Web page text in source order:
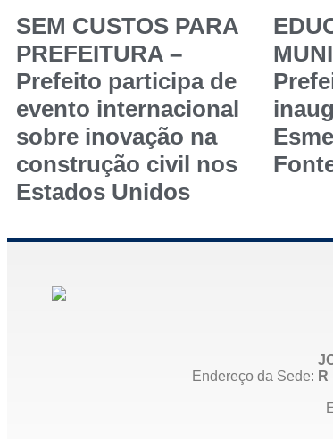
SEM CUSTOS PARA
PREFEITURA –
Prefeito participa de
evento internacional
sobre inovação na
construção civil nos
Estados Unidos
Endereço da Sede: